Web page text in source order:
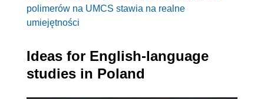
polimerów na UMCS stawia na realne
umiejętności
Ideas for English-language
studies in Poland